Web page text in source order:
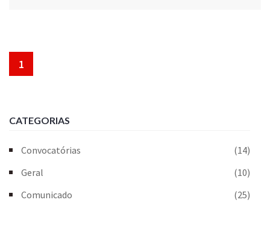
1
CATEGORIAS
Convocatórias
(14)
Geral
(10)
Comunicado
(25)